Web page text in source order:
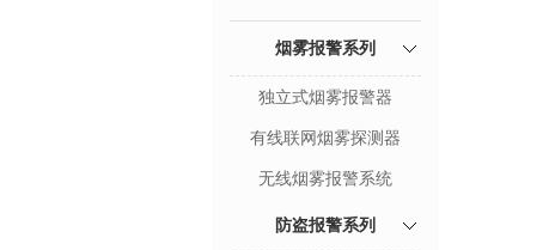
烟雾报警系列
独立式烟雾报警器
有线联网烟雾探测器
无线烟雾报警系统
防盗报警系列